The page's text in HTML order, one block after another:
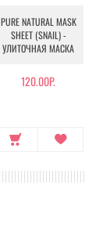
PURE NATURAL MASK
SHEET (SNAIL) -
УЛИТОЧНАЯ МАСКА
120.00Р.